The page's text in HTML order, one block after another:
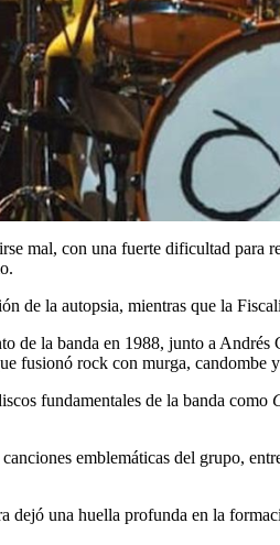
mal, con una fuerte dificultad
de la autopsia, mientras que la
de la banda en 1988, junto a
fusionó rock con murga, candombe
fundamentales de la banda como
emblemáticas del grupo,
dejó una huella profunda en la